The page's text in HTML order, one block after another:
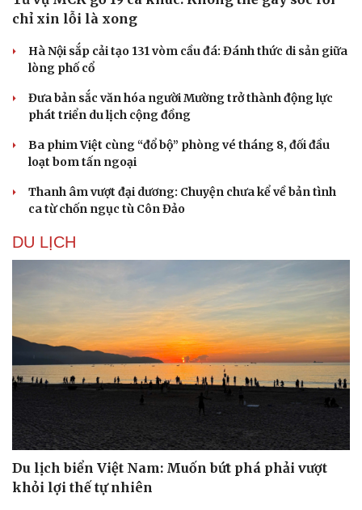
Văn hóa
Sân khấu - Điện ảnh
Văn học
Âm nhạc
Di sản
Nghệ sĩ
chỉ xin lỗi là xong
Hà Nội sắp cải tạo 131 vòm cầu đá: Đánh thức di sản giữa
lòng phố cổ
Đưa bản sắc văn hóa người Mường trở thành động lực
phát triển du lịch cộng đồng
Ba phim Việt cùng “đổ bộ” phòng vé tháng 8, đối đầu
loạt bom tấn ngoại
Thanh âm vượt đại dương: Chuyện chưa kể về bản tình
ca từ chốn ngục tù Côn Đảo
DU LỊCH
Du lịch biển Việt Nam: Muốn bứt phá phải vượt
khỏi lợi thế tự nhiên